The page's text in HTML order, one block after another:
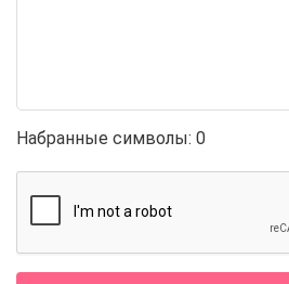
Набранные символы: 0